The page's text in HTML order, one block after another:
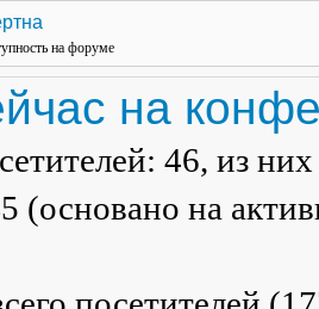
на форуме
на
46, из
(основано на